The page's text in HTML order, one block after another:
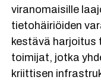
viranomaisille
tietohäiriöiden
kestävä harjoitus
toimijat, jotka
kriittisen